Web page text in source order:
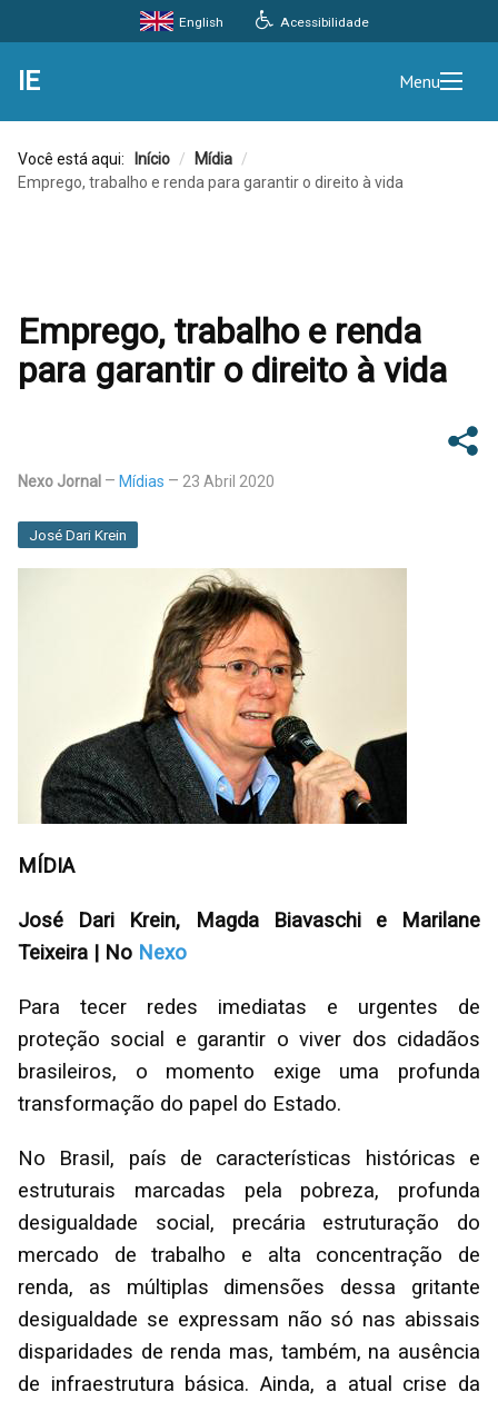
Acessibilidade
English
IE Menu
Você está aqui: Início / Mídia /
Emprego, trabalho e renda para garantir o direito à vida
Emprego, trabalho e renda
para garantir o direito à vida
Nexo Jornal Mídias 23 Abril 2020
José Dari Krein
MÍDIA
José Dari Krein, Magda Biavaschi e Marilane
Teixeira | No Nexo
Para tecer redes imediatas e urgentes de
proteção social e garantir o viver dos cidadãos
brasileiros, o momento exige uma profunda
transformação do papel do Estado.
No Brasil, país de características históricas e
estruturais marcadas pela pobreza, profunda
desigualdade social, precária estruturação do
mercado de trabalho e alta concentração de
renda, as múltiplas dimensões dessa gritante
desigualdade se expressam não só nas abissais
disparidades de renda mas, também, na ausência
de infraestrutura básica. Ainda, a atual crise da